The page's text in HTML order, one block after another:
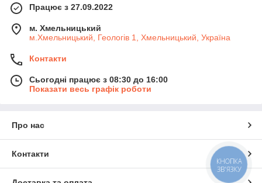
Працює з 27.09.2022
м. Хмельницький
м.Хмельницький, Геологів 1, Хмельницький, Україна
Контакти
Сьогодні працює з 08:30 до 16:00
Показати весь графік роботи
Про нас
Контакти
КНОПКА
ЗВ'ЯЗКУ